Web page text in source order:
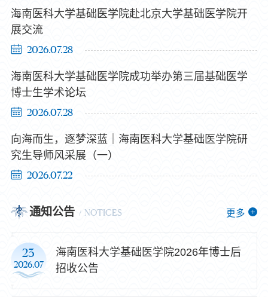
海南医科大学基础医学院赴北京大学基础医学院开
展交流
2026.07.28
海南医科大学基础医学院成功举办第三届基础医学
博士生学术论坛
2026.07.28
向海而生，逐梦深蓝｜海南医科大学基础医学院研
究生导师风采展（一）
2026.07.22
通知公告 NOTICES 更多
23
2026.07
海南医科大学基础医学院2026年博士后
招收公告